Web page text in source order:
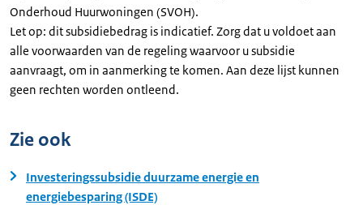
Onderhoud Huurwoningen (SVOH).
Let op: dit subsidiebedrag is indicatief. Zorg dat u voldoet aan
alle voorwaarden van de regeling waarvoor u subsidie
aanvraagt, om in aanmerking te komen. Aan deze lijst kunnen
geen rechten worden ontleend.
Zie ook
Investeringssubsidie duurzame energie en
energiebesparing (ISDE)